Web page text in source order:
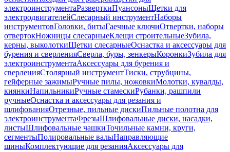
электроинструментаРазверткиПуансоныЩетки для
электродвигателейСлесарный инструментНаборы
инструментовГоловки, битыГаечные ключиОтвертки, наборы
отвертокНожницы слесарныеКлещи строительныеЗубила,
керны, выколоткиЩетки слесарныеОснастка и аксессуары для
бурения и сверленияСверла, буры, зенкерыКоронкиЗубила для
электроинструментаАксессуары для бурения и
сверленияСтолярный инструментТиски, струбцины,
гейферные зажимыРучные пилы, ножовкиМолотки, кувалды,
киянкиНапильникиРучные стамескиРубанки, рашпили
ручныеОснастка и аксессуары для резания и
шлифованияОтрезные, пильные дискиПильные полотна для
электроинструментаФрезыШлифовальные диски, насадки,
листыШлифовальные чашкиТочильные камни, круги,
сегментыПолировальные валыНаправляющие
шиныКомплектующие для резанияАксессуары для